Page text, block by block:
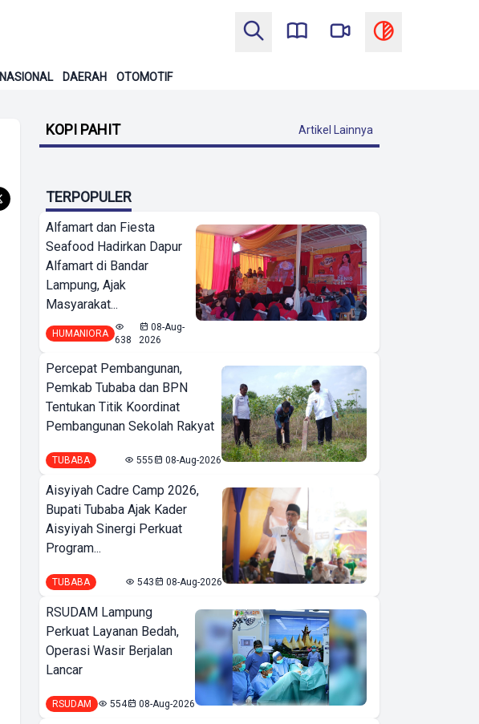
NASIONAL DAERAH OTOMOTIF
KOPI PAHIT Artikel Lainnya
TERPOPULER
Alfamart dan Fiesta
Seafood Hadirkan Dapur
Alfamart di Bandar
Lampung, Ajak
Masyarakat...
HUMANIORA
638
08-Aug-
2026
Percepat Pembangunan,
Pemkab Tubaba dan BPN
Tentukan Titik Koordinat
Pembangunan Sekolah Rakyat
TUBABA 555 08-Aug-2026
Aisyiyah Cadre Camp 2026,
Bupati Tubaba Ajak Kader
Aisyiyah Sinergi Perkuat
Program...
TUBABA 543 08-Aug-2026
RSUDAM Lampung
Perkuat Layanan Bedah,
Operasi Wasir Berjalan
Lancar
RSUDAM 554 08-Aug-2026